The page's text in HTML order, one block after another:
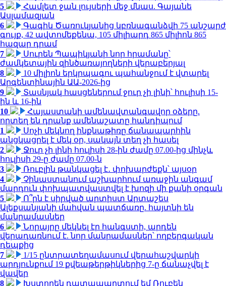
5
Համլետ ջան լույսերի մեջ մնաս. Գայանե
Ասլամազյան
6
Գագիկ Ծառուկյանից կբռնագանձվի 75 անշարժ
գույք, 42 ավտոմեքենա, 105 միլիարդ 865 միլիոն 865
հազար դրամ
7
Սուրեն Պապիկյանի նոր հրամանը՝
ժամկետային զինծառայողների վերաբերյալ
8
10 միլիոն երկրպագու պահանջում է վտարել
Արգենտինային ԱԱ-2026-ից
9
Տասնյակ հասցեներում ջուր չի լինի՝ հուլիսի 15-
ին և 16-ին
10
Հայաստանի ամենավտանգավոր օձերը.
որտեղ են դրանք ամենաշատը հանդիպում
1
Սոչի մեկնող ինքնաթիռը ճանապարհին
անցկացրել է մեկ օր, սակայն տեղ չի հասել
2
Ջուր չի լինի հուլիսի 28-ին ժամը 07.00-ից մինչև
հուլիսի 29-ը ժամը 07.00-ն
3
Ռուբլին թանկացել է․ փոխարժեքն՝ այսօր
4
Չինաստանում աշխարհում առաջին անգամ
մարդուն փոխպատվաստվել է խոզի մի քանի օրգան
5
Ո՞րն է սիրված արտիստ Արտաշես
Ալեքսանյանի մահվան պատճառը. հայտնի են
մանրամասներ
6
Նորայրը մեկնել էր հանգստի, արդեն
վերադառնում է. նոր մանրամասներ՝ ողբերգական
դեպքից
7
1/15 ընտրատեղամասում վերահաշվարկի
արդյունքում 19 քվեաթերթիկներից 7-ը ճանաչվել է
վավեր
8
Խստորեն դատապարտում եմ Ռուբեն